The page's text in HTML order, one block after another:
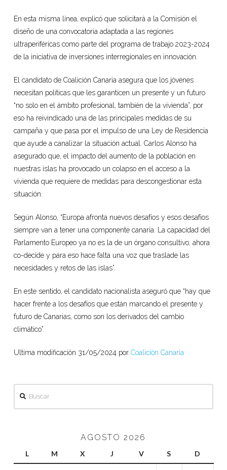
En esta misma línea, explicó que solicitará a la Comisión el
diseño de una convocatoria adaptada a las regiones
ultraperiféricas como parte del programa de trabajo 2023-2024
de la iniciativa de inversiones interregionales en innovación.
El candidato de Coalición Canaria asegura que los jóvenes
necesitan políticas que les garanticen un presente y un futuro
“no solo en el ámbito profesional, también de la vivienda”, por
eso ha reivindicado una de las principales medidas de su
campaña y que pasa por el impulso de una Ley de Residencia
que ayude a canalizar la situación actual. Carlos Alonso ha
asegurado que, el impacto del aumento de la población en
nuestras islas ha provocado un colapso en el acceso a la
vivienda que requiere de medidas para descongestionar esta
situación.
Según Alonso, “Europa afronta nuevos desafíos y esos desafíos
siempre van a tener una componente canaria. La capacidad del
Parlamento Europeo ya no es la de un órgano consultivo, ahora
co-decide y para eso hace falta una voz que traslade las
necesidades y retos de las islas”.
En este sentido, el candidato nacionalista aseguró que “hay que
hacer frente a los desafíos que están marcando el presente y
futuro de Canarias, como son los derivados del cambio
climático”.
Ultima modificación 31/05/2024 por Coalición Canaria
AGOSTO 2026
L M X J V S D